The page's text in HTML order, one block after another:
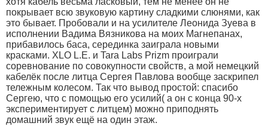
покрывает всю звуковую картину сладкими слюнями, как
это бывает. Пробовали и на усилителе Леонида Зуева в
исполнении Вадима Вязникова на моих Магнепанах,
прибавилось баса, серединка заиграла новыми
красками. XLO L.E. и Tara Labs Prizm проиграли
соревнование по совокупности свойств, а мой немецкий
кабелёк после литца Сергея Павлова вообще заскрипел
тележным колесом. Так что вывод простой: спасибо
Сергею, что с помощью его усилий( а он с конца 90-х
экспериментирует с литцем) можно приподнять
домашний звук ещё на один этаж.